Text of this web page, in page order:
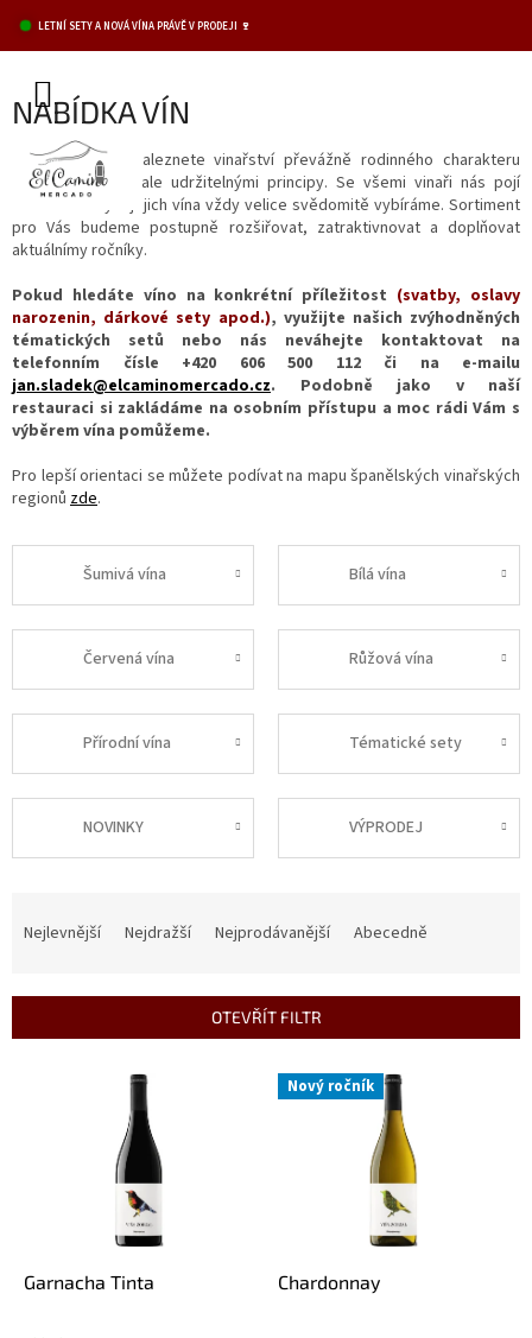
obsah
LETNÍ SETY A NOVÁ VÍNA PRÁVĚ V PRODEJI 🍷
KOŠÍK
NABÍDKA VÍN
V naší nabídce naleznete vinařství převážně rodinného charakteru
hospodařící s trvale udržitelnými principy. Se všemi vinaři nás pojí
osobní vztahy a jejich vína vždy velice svědomitě vybíráme. Sortiment
pro Vás budeme postupně rozšiřovat, zatraktivnovat a doplňovat
aktuálnímy ročníky.
Pokud hledáte víno na konkrétní příležitost (svatby, oslavy
narozenin, dárkové sety apod.), využijte našich zvýhodněných
tématických setů nebo nás neváhejte kontaktovat na
telefonním čísle +420 606 500 112 či na e-mailu
jan.sladek@elcaminomercado.cz. Podobně jako v naší
restauraci si zakládáme na osobním přístupu a moc rádi Vám s
výběrem vína pomůžeme.
Pro lepší orientaci se můžete podívat na mapu španělských vinařských
regionů zde.
Šumivá vína Bílá vína
Červená vína Růžová vína
Přírodní vína Tématické sety
NOVINKY VÝPRODEJ
í
Nejlevnější Nejdražší Nejprodávanější Abecedně
OTEVŘÍT FILTR
Garnacha Tinta
Nový ročník
Chardonnay